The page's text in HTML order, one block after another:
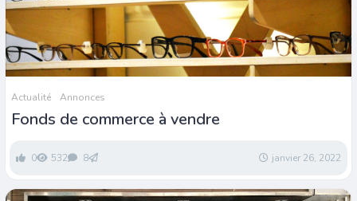
Actualité Annonces
Fonds de commerce à vendre
0 532 8 janvier 26, 2022